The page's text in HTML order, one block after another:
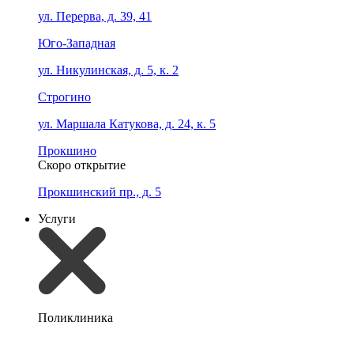
ул. Перерва, д. 39, 41
Юго-Западная
ул. Никулинская, д. 5, к. 2
Строгино
ул. Маршала Катукова, д. 24, к. 5
Прокшино
Скоро открытие
Прокшинский пр., д. 5
Услуги
Поликлиника